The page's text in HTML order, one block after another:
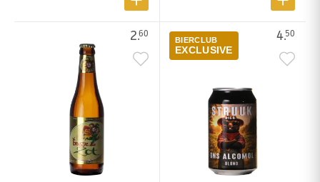
2.60 4.50
BIERCLUB
EXCLUSIVE